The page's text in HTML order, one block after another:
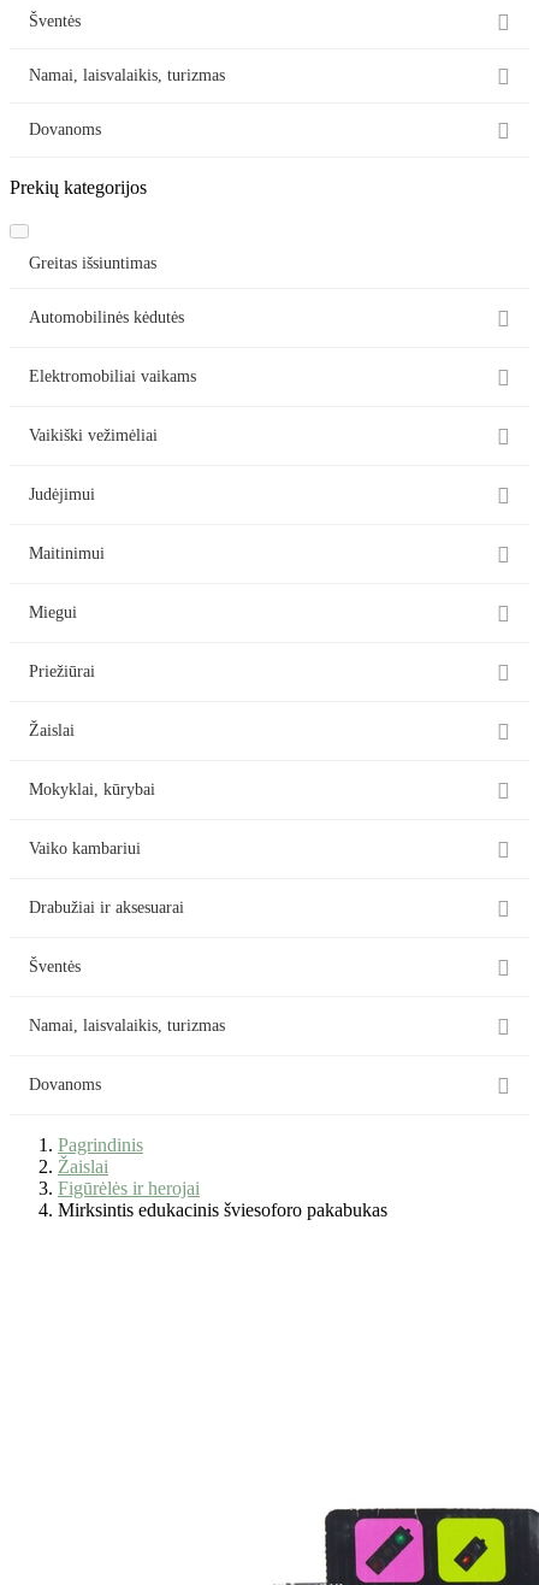
Šventės 
Namai, laisvalaikis, turizmas 
Dovanoms 
Prekių kategorijos
Greitas išsiuntimas
Automobilinės kėdutės 
Elektromobiliai vaikams 
Vaikiški vežimėliai 
Judėjimui 
Maitinimui 
Miegui 
Priežiūrai 
Žaislai 
Mokyklai, kūrybai 
Vaiko kambariui 
Drabužiai ir aksesuarai 
Šventės 
Namai, laisvalaikis, turizmas 
Dovanoms 
Pagrindinis
Žaislai
Figūrėlės ir herojai
Mirksintis edukacinis šviesoforo pakabukas